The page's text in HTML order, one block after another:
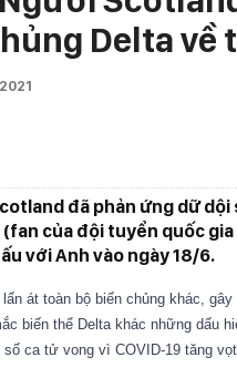
Delta về
đã phản ứng dữ
của đội tuyển quốc
với Anh vào ngày 18/6.
lấn át toàn bộ biến chủng khác,
biến thể Delta khác những dấu
số ca tử vong vì COVID-19 tăng